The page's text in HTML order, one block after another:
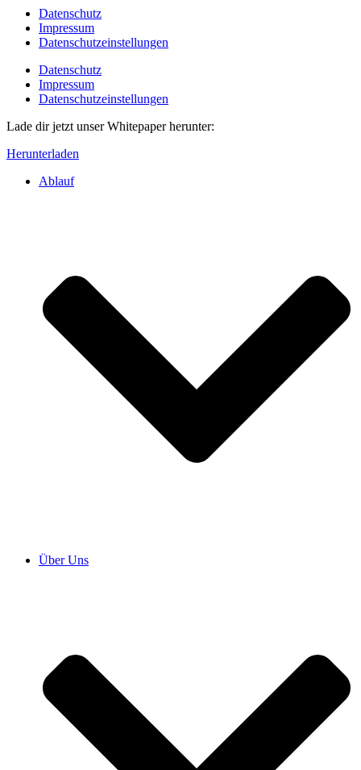
Datenschutz
Impressum
Datenschutzeinstellungen
Datenschutz
Impressum
Datenschutzeinstellungen
Lade dir jetzt unser Whitepaper herunter:
Herunterladen
Ablauf
Über Uns